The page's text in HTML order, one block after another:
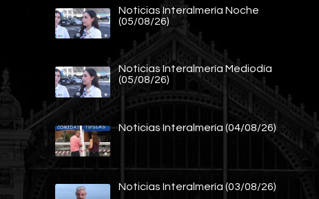
Noticias Interalmería Noche
(05/08/26)
Noticias Interalmería Mediodía
(05/08/26)
Noticias Interalmería (04/08/26)
Noticias Interalmería (03/08/26)